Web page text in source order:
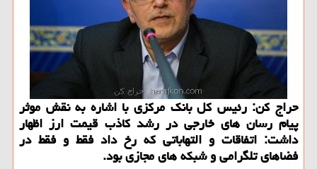
حراج كن: رئیس كل بانك مركزی با اشاره به نقش موثر
پیام رسان های خارجی در رشد كاذب قیمت ارز اظهار
داشت: اتفاقات و التهاباتی كه رخ داد فقط و فقط در
فضاهای تلگرامی و شبكه های مجازی بود.